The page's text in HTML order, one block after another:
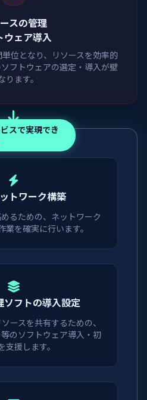
スの管理
ウェア導入
位となり、リソースを効率的
フトウェアの選定・導入が壁
ります。
スで実現でき
トワーク構築
るための、ネットワーク
業を確実に行います。
ソフトの導入設定
ースを共有するための、
のソフトウェア導入・初
支援します。